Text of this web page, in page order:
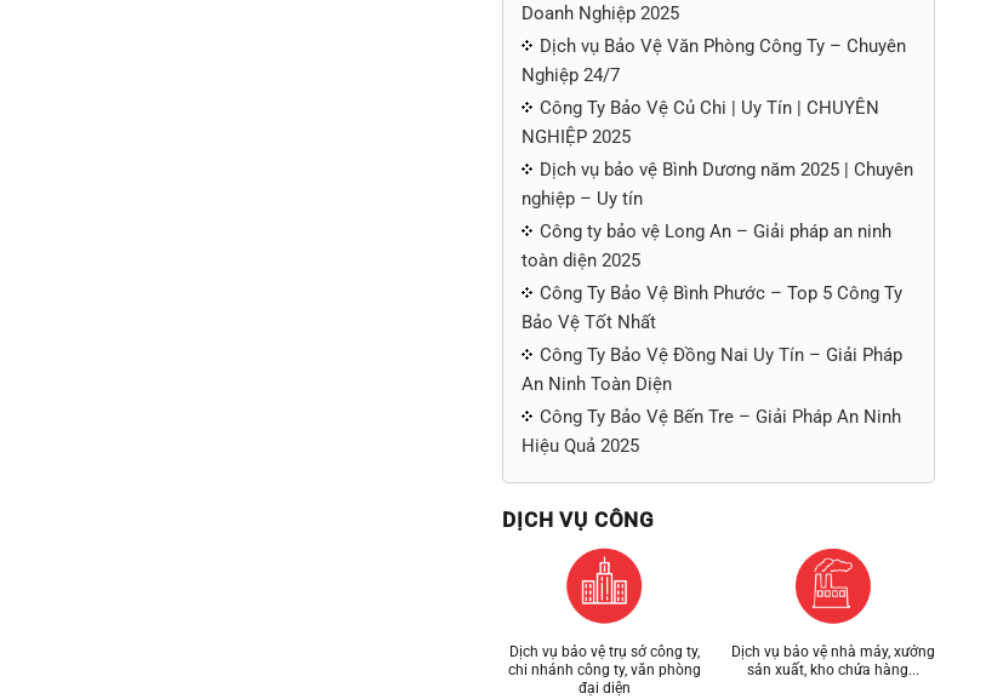
Doanh Nghiệp 2025
Dịch vụ Bảo Vệ Văn Phòng Công Ty – Chuyên
Nghiệp 24/7
Công Ty Bảo Vệ Củ Chi | Uy Tín | CHUYÊN
NGHIỆP 2025
Dịch vụ bảo vệ Bình Dương năm 2025 | Chuyên
nghiệp – Uy tín
Công ty bảo vệ Long An – Giải pháp an ninh
toàn diện 2025
Công Ty Bảo Vệ Bình Phước – Top 5 Công Ty
Bảo Vệ Tốt Nhất
Công Ty Bảo Vệ Đồng Nai Uy Tín – Giải Pháp
An Ninh Toàn Diện
Công Ty Bảo Vệ Bến Tre – Giải Pháp An Ninh
Hiệu Quả 2025
DỊCH VỤ CÔNG
Dịch vụ bảo vệ trụ sở công ty,
chi nhánh công ty, văn phòng
đại diện
Dịch vụ bảo vệ nhà máy, xưởng
sản xuất, kho chứa hàng...